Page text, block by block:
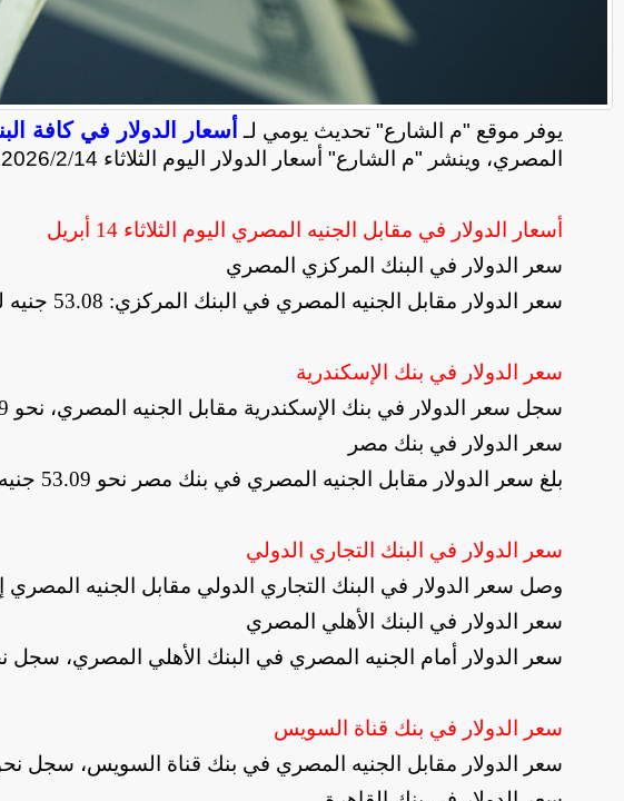
يوفر موقع "م الشارع" تحديث يومي لـ أسعار الدولار في كافة
المصري، وينشر "م الشارع" أسعار الدولار اليوم الثلاثاء 14
/
2
/
2026.
أسعار الدولار في مقابل الجنيه المصري اليوم الثلاثاء 14 أبريل
سعر الدولار في البنك المركزي المصري
سعر الدولار مقابل الجنيه المصري في البنك المركزي: 53.08 جنيه للشراء، 53.18 جنيه للبيع
سعر الدولار في بنك الإسكندرية
سجل سعر الدولار في بنك الإسكندرية مقابل الجنيه المصري، نحو 52.99 جنيه للشراء، 53.09 جنيه للبيع
سعر الدولار في بنك مصر
بلغ سعر الدولار مقابل الجنيه المصري في بنك مصر نحو 53.09 جنيه للشراء، 53.19 جنيه للبيع
سعر الدولار في البنك التجاري الدولي
وصل سعر الدولار في البنك التجاري الدولي مقابل الجنيه المصري إلى مستوى 53.04 جنيه للشراء،
سعر الدولار في البنك الأهلي المصري
سعر الدولار أمام الجنيه المصري في البنك الأهلي المصري، سجل نحو 53.09 جنيه للشراء، 53.19 جنيه
سعر الدولار في بنك قناة السويس
سعر الدولار مقابل الجنيه المصري في بنك قناة السويس، سجل نحو 53.09 جنيه للشراء، 53.19 جنيه